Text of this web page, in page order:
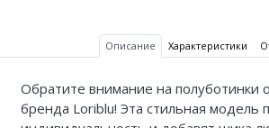
Описание Характеристики
Обратите внимание на полуботинки
бренда Loriblu! Эта стильная модель